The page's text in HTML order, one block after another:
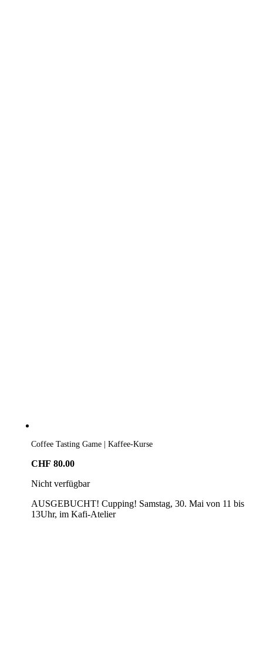
Coffee Tasting Game | Kaffee-Kurse
CHF 80.00
Nicht verfügbar
AUSGEBUCHT! Cupping! Samstag, 30. Mai von 11 bis
13Uhr, im Kafi-Atelier